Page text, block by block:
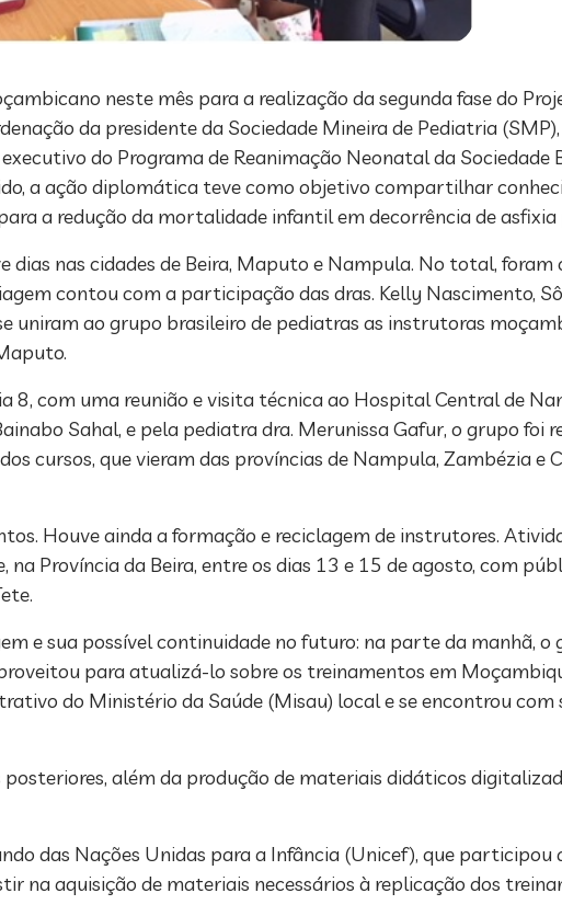
neste mês para a realização da segunda fase do
da presidente da Sociedade Mineira de Pediatria
do Programa de Reanimação Neonatal da Sociedade
a ação diplomática teve como objetivo compartilhar
a redução da mortalidade infantil em decorrência de
nas cidades de Beira, Maputo e Nampula. No total,
contou com a participação das dras. Kelly Nascimento,
uniram ao grupo brasileiro de pediatras as instrutoras
8, com uma reunião e visita técnica ao Hospital Central de
Sahal, e pela pediatra dra. Merunissa Gafur, o grupo foi
cursos, que vieram das províncias de Nampula, Zambézia e
Houve ainda a formação e reciclagem de instrutores.
Província da Beira, entre os dias 13 e 15 de agosto, com
e sua possível continuidade no futuro: na parte da manhã, o
para atualizá-lo sobre os treinamentos em
do Ministério da Saúde (Misau) local e se encontrou com
além da produção de materiais didáticos
das Nações Unidas para a Infância (Unicef), que participou
na aquisição de materiais necessários à replicação dos